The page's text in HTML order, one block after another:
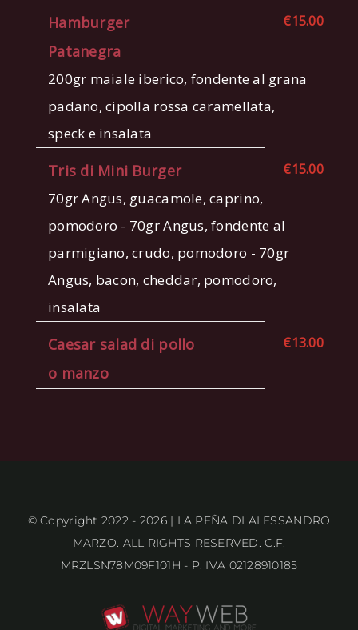
Hamburger
Patanegra
€15.00
200gr maiale iberico, fondente al grana
padano, cipolla rossa caramellata,
speck e insalata
Tris di Mini Burger €15.00
70gr Angus, guacamole, caprino,
pomodoro - 70gr Angus, fondente al
parmigiano, crudo, pomodoro - 70gr
Angus, bacon, cheddar, pomodoro,
insalata
Caesar salad di pollo
o manzo
€13.00
© Copyright 2022 - 2026 | LA PEÑA DI ALESSANDRO
MARZO. ALL RIGHTS RESERVED. C.F.
MRZLSN78M09F101H - P. IVA 02128910185